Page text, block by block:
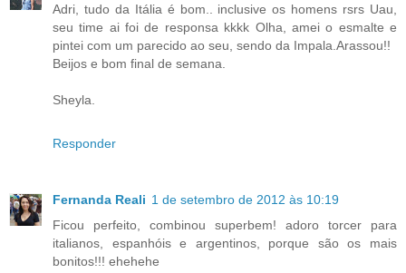
Adri, tudo da Itália é bom.. inclusive os homens rsrs Uau,
seu time ai foi de responsa kkkk Olha, amei o esmalte e
pintei com um parecido ao seu, sendo da Impala.Arassou!!
Beijos e bom final de semana.
Sheyla.
Responder
Fernanda Reali 1 de setembro de 2012 às 10:19
Ficou perfeito, combinou superbem! adoro torcer para
italianos, espanhóis e argentinos, porque são os mais
bonitos!!! ehehehe